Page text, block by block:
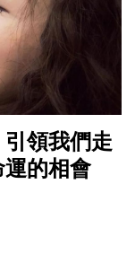
引領我們走
的相會